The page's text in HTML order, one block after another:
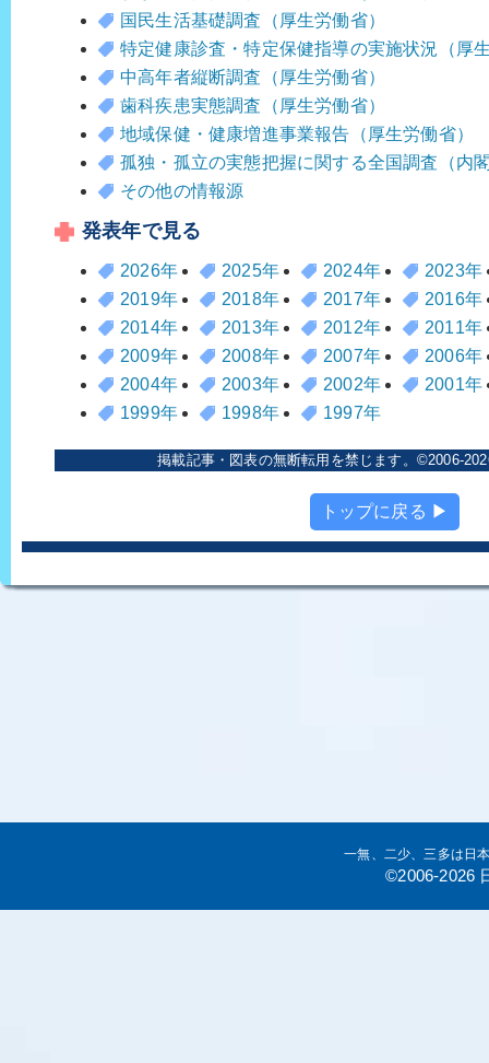
国民生活基礎調査（厚生労働省）
特定健康診査・特定保健指導の実施状況（厚
中高年者縦断調査（厚生労働省）
歯科疾患実態調査（厚生労働省）
地域保健・健康増進事業報告（厚生労働省）
孤独・孤立の実態把握に関する全国調査（内
その他の情報源
発表年で見る
2026年 2025年 2024年
2023年
2019年
2018年 2017年
2016年
2014年
2013年 2012年
2011年
2009年
2008年 2007年
2006年
2004年
2003年 2002年
2001年
1999年
1998年 1997年
掲載記事・図表の無断転用を禁じます。©2006-
トップに戻る ▶
一無、二少、三多は日
©2006-2026